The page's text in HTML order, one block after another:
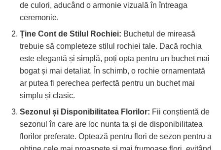
de culori, aducând o armonie vizuală în întreaga
ceremonie.
Ține Cont de Stilul Rochiei: Buchetul de mireasă
trebuie să completeze stilul rochiei tale. Dacă rochia
este elegantă și simplă, poți opta pentru un buchet mai
bogat și mai detaliat. În schimb, o rochie ornamentată
ar putea fi perechea perfectă pentru un buchet mai
simplu și clasic.
Sezonul și Disponibilitatea Florilor: Fii conștientă de
sezonul în care are loc nunta ta și de disponibilitatea
florilor preferate. Optează pentru flori de sezon pentru a